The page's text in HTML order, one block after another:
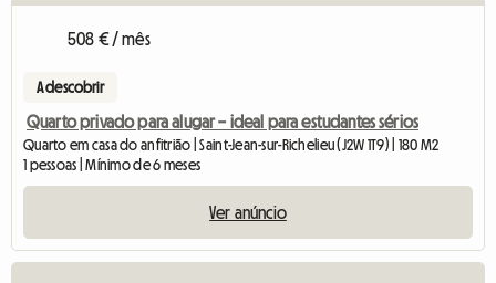
508 € / mês
A descobrir
Quarto privado para alugar – ideal para estudantes sérios
Quarto em casa do anfitrião | Saint-Jean-sur-Richelieu (J2W 1T9) | 180 M2
1 pessoas | Mínimo de 6 meses
Ver anúncio